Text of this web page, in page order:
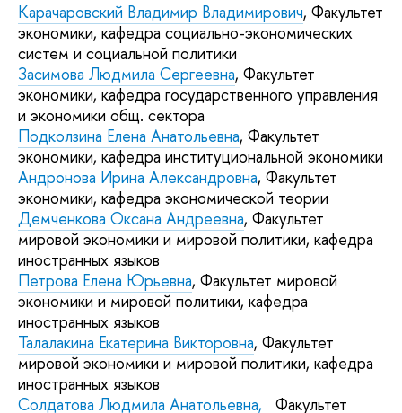
Карачаровский Владимир Владимирович, Факультет
экономики, кафедра социально-экономических
систем и социальной политики
Засимова Людмила Сергеевна, Факультет
экономики, кафедра государственного управления
и экономики общ. сектора
Подколзина Елена Анатольевна, Факультет
экономики, кафедра институциональной экономики
Андронова Ирина Александровна, Факультет
экономики, кафедра экономической теории
Демченкова Оксана Андреевна, Факультет
мировой экономики и мировой политики, кафедра
иностранных языков
Петрова Елена Юрьевна, Факультет мировой
экономики и мировой политики, кафедра
иностранных языков
Талалакина Екатерина Викторовна, Факультет
мировой экономики и мировой политики, кафедра
иностранных языков
Солдатова Людмила Анатольевна, Факультет